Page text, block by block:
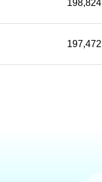
198,824
197,472